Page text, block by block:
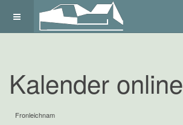
Kalender online
Fronleichnam